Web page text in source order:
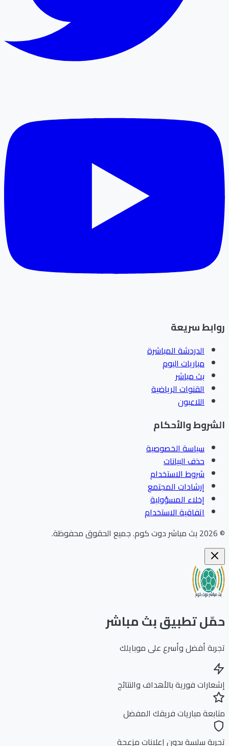
سريعة
الدردشة المباشرة
مباريات اليوم
بث مباشر
القنوات الرياضية
اللاعبون
والأحكام
سياسة الخصوصية
حذف البيانات
شروط الاستخدام
إرشادات المجتمع
إخلاء المسؤولية
اتفاقية الاستخدام
بث مباشر دوت كوم.جميع الحقوق محفوظة.
تطبيق بث مباشر
أفضل وأسرع على موبايلك
فورية بالأهداف والنتائج
مباريات فريقك المفضل
سلسة بدون إعلانات مزعجة